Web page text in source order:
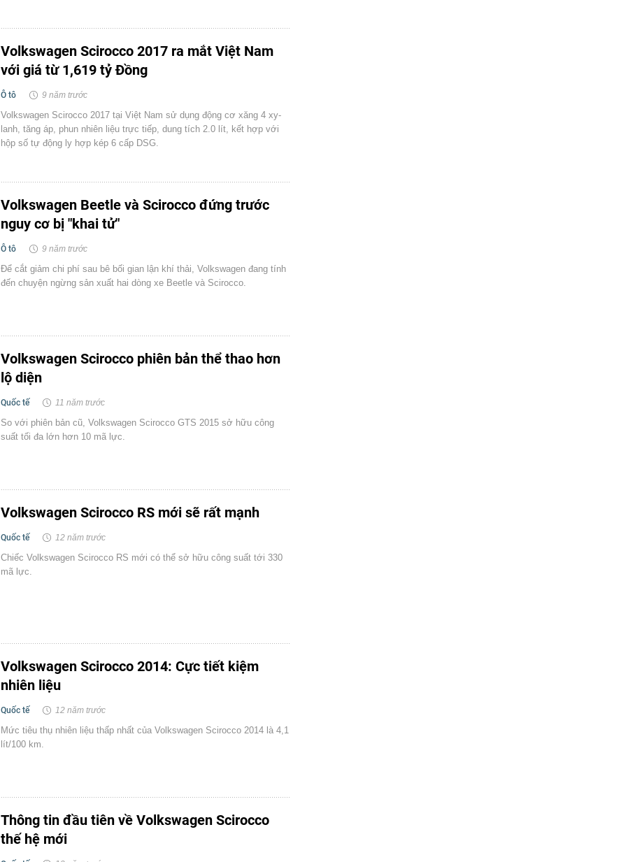
Volkswagen Scirocco 2017 ra mắt Việt Nam
với giá từ 1,619 tỷ Đồng
Ô tô 9 năm trước
Volkswagen Scirocco 2017 tại Việt Nam sử dụng động cơ xăng 4 xy-
lanh, tăng áp, phun nhiên liệu trực tiếp, dung tích 2.0 lít, kết hợp với
hộp số tự động ly hợp kép 6 cấp DSG.
Volkswagen Beetle và Scirocco đứng trước
nguy cơ bị "khai tử"
Ô tô 9 năm trước
Để cắt giảm chi phí sau bê bối gian lận khí thải, Volkswagen đang tính
đến chuyện ngừng sản xuất hai dòng xe Beetle và Scirocco.
Volkswagen Scirocco phiên bản thể thao hơn
lộ diện
Quốc tế 11 năm trước
So với phiên bản cũ, Volkswagen Scirocco GTS 2015 sở hữu công
suất tối đa lớn hơn 10 mã lực.
Volkswagen Scirocco RS mới sẽ rất mạnh
Quốc tế 12 năm trước
Chiếc Volkswagen Scirocco RS mới có thể sở hữu công suất tới 330
mã lực.
Volkswagen Scirocco 2014: Cực tiết kiệm
nhiên liệu
Quốc tế 12 năm trước
Mức tiêu thụ nhiên liệu thấp nhất của Volkswagen Scirocco 2014 là 4,1
lít/100 km.
Thông tin đầu tiên về Volkswagen Scirocco
thế hệ mới